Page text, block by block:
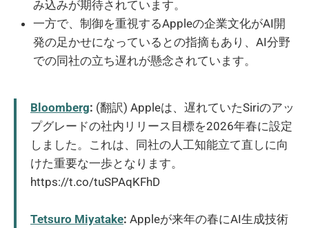
み込みが期待されています。
一方で、制御を重視するAppleの企業文化がAI開
発の足かせになっているとの指摘もあり、AI分野
での同社の立ち遅れが懸念されています。
Bloomberg: (翻訳) Appleは、遅れていたSiriのアッ
プグレードの社内リリース目標を2026年春に設定
しました。これは、同社の人工知能立て直しに向
けた重要な一歩となります。
https://t.co/tuSPAqKFhD
Tetsuro Miyatake: Appleが来年の春にAI生成技術